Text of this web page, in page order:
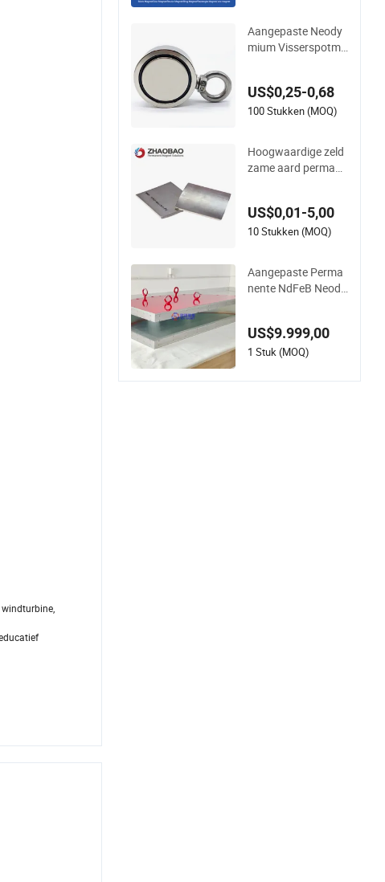
odymium Magneet
Aangepaste Neody
mium Visserspotma
rmanente Magnete
n
US$0,25-0,68
100 Stukken (MOQ)
Hoogwaardige zeld
zame aard permane
dymium magneet /
Aangepaste super s
US$0,01-5,00
10 Stukken (MOQ)
Aangepaste Perma
nente NdFeB Neody
US$9.999,00
1 Stuk (MOQ)